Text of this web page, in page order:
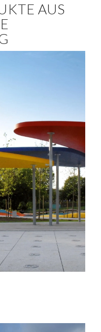
AUS